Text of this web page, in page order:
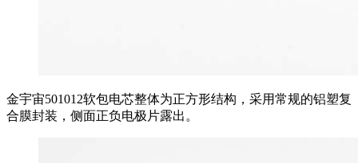
金宇宙501012软包电芯整体为正方形结构，采用常规的铝塑复
合膜封装，侧面正负电极片露出。